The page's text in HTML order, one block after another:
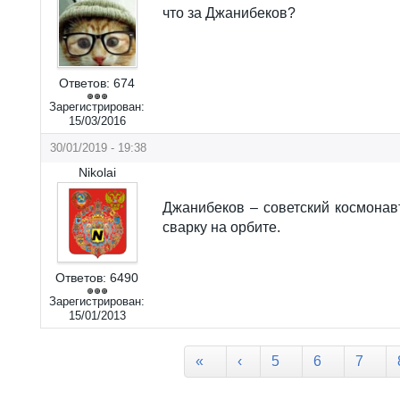
Ответов: 674
Зарегистрирован:
15/03/2016
что за Джанибеков?
30/01/2019 - 19:38
Nikolai
Ответов: 6490
Зарегистрирован:
15/01/2013
Джанибеков – советский
сварку на орбите.
« ‹ 5 6 7